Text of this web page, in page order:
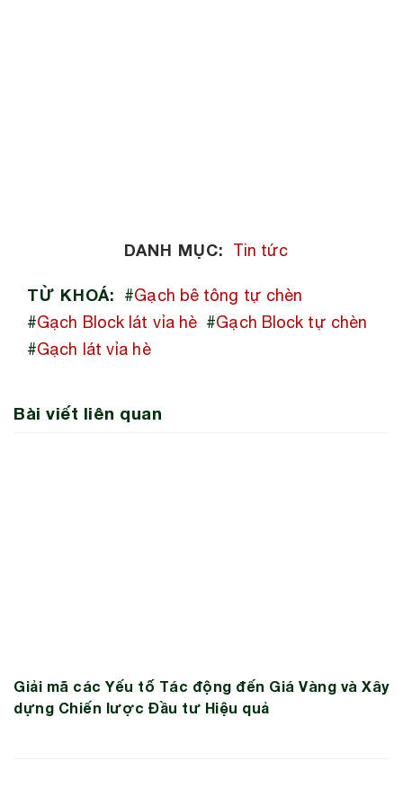
DANH MỤC: Tin tức
TỪ KHOÁ: #Gạch bê tông tự chèn
#Gạch Block lát vỉa hè #Gạch Block tự chèn
#Gạch lát vỉa hè
Bài viết liên quan
Giải mã các Yếu tố Tác động đến Giá Vàng và Xây
dựng Chiến lược Đầu tư Hiệu quả